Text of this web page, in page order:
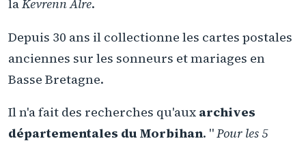
laKevrenn Alre.
Depuis 30 ans il collectionne les cartes postales
anciennes sur les sonneurs et mariages en
Basse Bretagne.
Il n'a fait des recherches qu'aux archives
départementales du Morbihan. "Pour les 5